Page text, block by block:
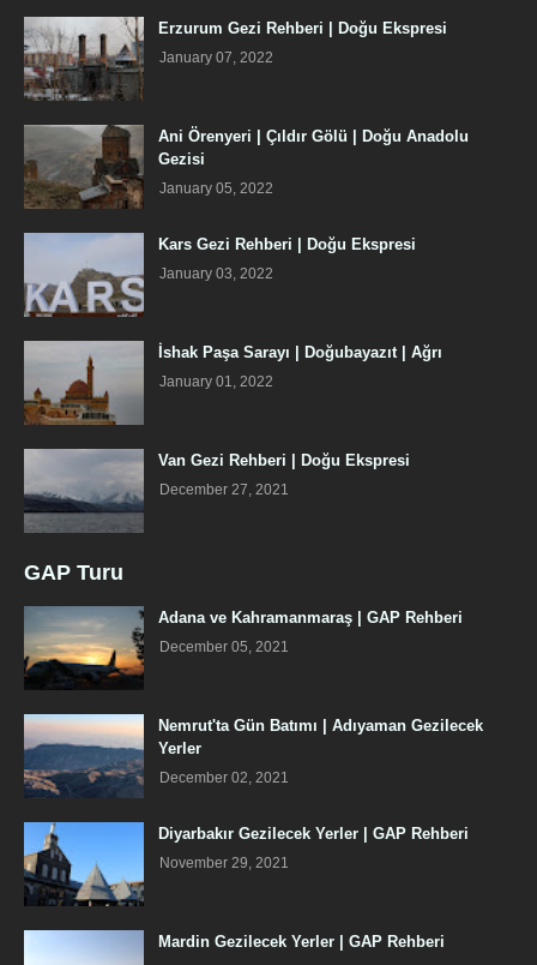
Erzurum Gezi Rehberi | Doğu Ekspresi
January 07, 2022
Ani Örenyeri | Çıldır Gölü | Doğu Anadolu
Gezisi
January 05, 2022
Kars Gezi Rehberi | Doğu Ekspresi
January 03, 2022
İshak Paşa Sarayı | Doğubayazıt | Ağrı
January 01, 2022
Van Gezi Rehberi | Doğu Ekspresi
December 27, 2021
GAP Turu
Adana ve Kahramanmaraş | GAP Rehberi
December 05, 2021
Nemrut'ta Gün Batımı | Adıyaman Gezilecek
Yerler
December 02, 2021
Diyarbakır Gezilecek Yerler | GAP Rehberi
November 29, 2021
Mardin Gezilecek Yerler | GAP Rehberi